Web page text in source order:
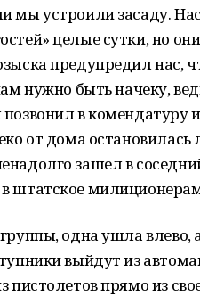
мы устроили засаду.
целые сутки, но
предупредил нас,
нужно быть начеку,
в комендатуру
от дома остановилась
зашел в
штатское
одна ушла влево,
выйдут из
пистолетов прямо из